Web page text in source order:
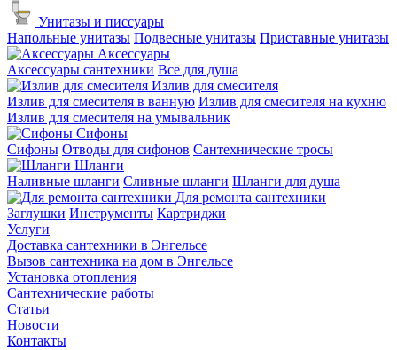
Унитазы и писсуары
Напольные унитазы Подвесные унитазы Приставные унитазы
Аксессуары
Аксессуары сантехники Все для душа
Излив для смесителя
Излив для смесителя в ванную Излив для смесителя на кухню
Излив для смесителя на умывальник
Сифоны
Сифоны Отводы для сифонов Сантехнические тросы
Шланги
Наливные шланги Сливные шланги Шланги для душа
Для ремонта сантехники
Заглушки Инструменты Картриджи
Услуги
Доставка сантехники в Энгельсе
Вызов сантехника на дом в Энгельсе
Установка отопления
Сантехнические работы
Статьи
Новости
Контакты